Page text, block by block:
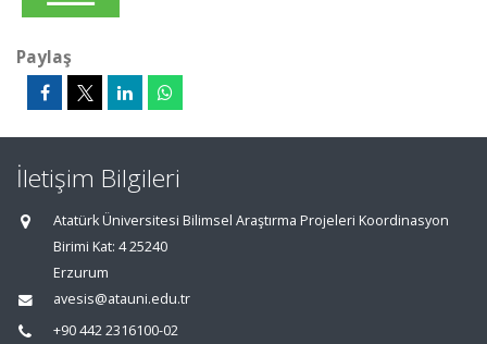
Paylaş
İletişim Bilgileri
Atatürk Üniversitesi Bilimsel Araştırma Projeleri Koordinasyon
Birimi Kat: 4 25240
Erzurum
avesis@atauni.edu.tr
+90 442 2316100-02